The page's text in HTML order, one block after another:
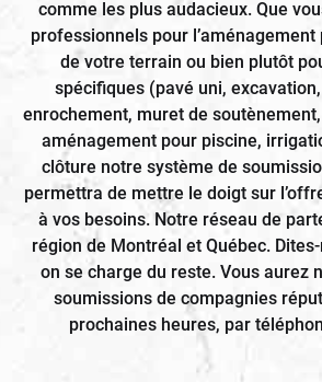
comme les plus audacieux. Que
professionnels pour
de votre terrain ou bien plutôt
spécifiques (pavé uni,
enrochement, muret de
aménagement pour piscine,
clôture notre système de
permettra de mettre le doigt sur
à vos besoins. Notre réseau de
région de Montréal et Québec.
on se charge du reste. Vous aurez
soumissions de compagnies
prochaines heures, par